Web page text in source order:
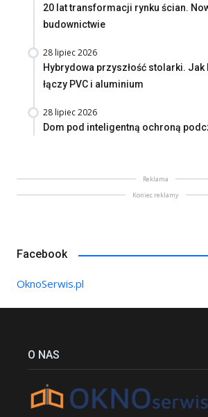
20 lat transformacji rynku ścian.
budownictwie
28 lipiec 2026
Hybrydowa przyszłość stolarki.
łączy PVC i aluminium
28 lipiec 2026
Dom pod inteligentną ochroną
Reklama
Koniec reklamy
Facebook
OknoSerwis.pl
O NAS